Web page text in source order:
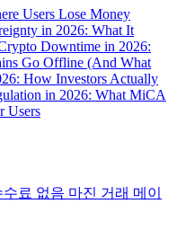
Users Lose Money
in 2026: What It
Downtime in 2026:
Go Offline (And What
How Investors Actually
in 2026: What MiCA
Users
수료 없음 마진 거래 메이